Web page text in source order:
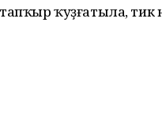
тапҡыр ҡуҙғатыла, тик